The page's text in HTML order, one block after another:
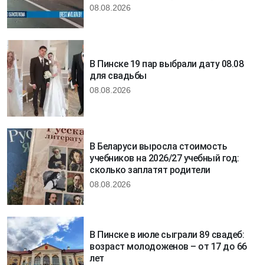
08.08.2026
В Пинске 19 пар выбрали дату 08.08
для свадьбы
08.08.2026
В Беларуси выросла стоимость
учебников на 2026/27 учебный год:
сколько заплатят родители
08.08.2026
В Пинске в июле сыграли 89 свадеб:
возраст молодоженов – от 17 до 66
лет